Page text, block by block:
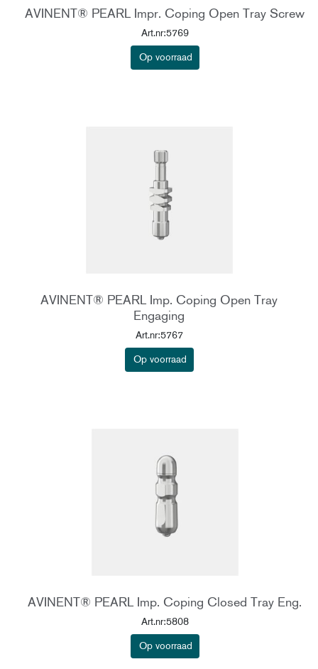
AVINENT® PEARL Impr. Coping Open Tray Screw
Art.nr:5769
Op voorraad
AVINENT® PEARL Imp. Coping Open Tray
Engaging
Art.nr:5767
Op voorraad
AVINENT® PEARL Imp. Coping Closed Tray Eng.
Art.nr:5808
Op voorraad